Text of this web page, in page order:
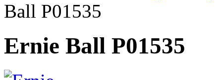
Ball P01535
Ernie Ball P01535